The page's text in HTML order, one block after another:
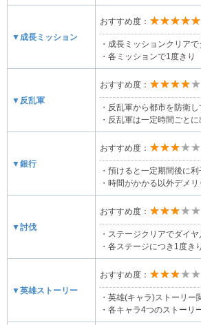
▼成長ミッション
おすすめ度： ★★★★★
・成長ミッションクリア
・各ミッションで1度きり
▼反乱軍
おすすめ度： ★★★★★
・反乱軍から都市を防衛
・反乱軍は一定時間ごとに
▼銀行
おすすめ度： ★★★★★
・預けると一定期間後に
・時間がかかる以外デメリ
▼討伐
おすすめ度： ★★★★★
・ステージクリアでダイヤ
・各ステージにつき1度きり
▼英雄ストーリー
おすすめ度： ★★★★★
・英雄(キャラ)ストーリー
・各キャラ4つのストーリ